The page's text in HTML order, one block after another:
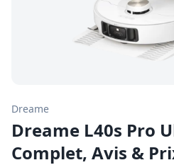
Dreame
Dreame L40s Pro
Complet, Avis &